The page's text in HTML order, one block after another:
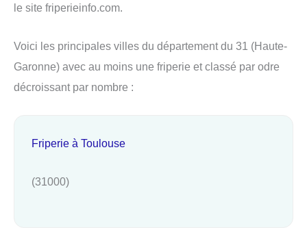
le site friperieinfo.com.
Voici les principales villes du département du 31 (Haute-
Garonne) avec au moins une friperie et classé par odre
décroissant par nombre :
Friperie à Toulouse
(31000)